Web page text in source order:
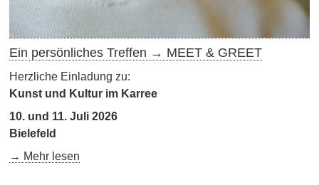
Ein persönliches Treffen → MEET & GREET
Herzliche Einladung zu:
Kunst und Kultur im Karree
10. und 11. Juli 2026
Bielefeld
→ Mehr lesen